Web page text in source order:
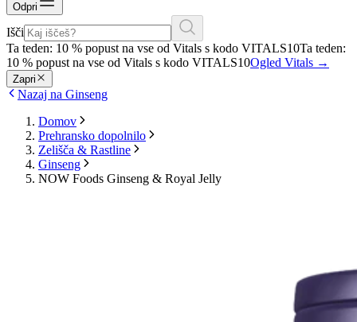
Odpri
Išči
Ta teden: 10 % popust na vse od Vitals s kodo VITALS10Ta teden:
10 % popust na vse od Vitals s kodo VITALS10Ogled Vitals →
Zapri
Nazaj na Ginseng
Domov
Prehransko dopolnilo
Zelišča & Rastline
Ginseng
NOW Foods Ginseng & Royal Jelly